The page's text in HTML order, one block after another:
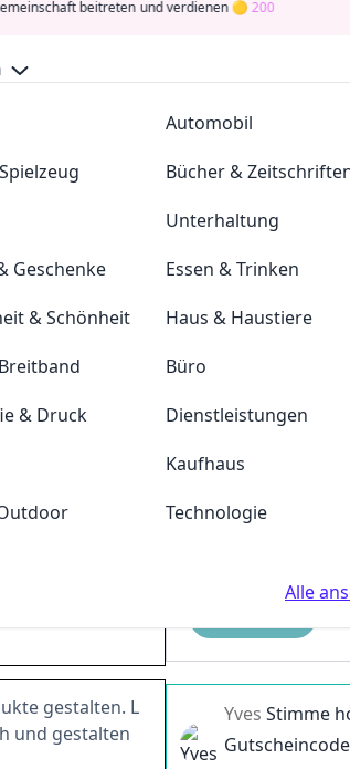
beitreten und verdienen 200
sportdeal24
Parkettkaiser
Automobil
Bücher &
Unterhaltung
Geschenke
Essen & Trinken
& Schönheit
Haus & Haustiere
Büro
& Druck
Dienstleistungen
Kaufhaus
Technologie
Alle
August
Rossmann-fotowelt-Angebote im
Tokens, indem Sie durch Abstimmen,
und gewinnen Sie Geld
gestalten. L
und gestalten
Deinen
Hast du einen
Token
Geldprämien zu
Yves Stimme
Gutscheincode